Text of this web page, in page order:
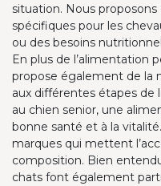
situation. Nous
spécifiques pour les
ou des besoins
En plus de l’alimentation
propose également de la
aux différentes étapes de
au chien senior, une
bonne santé et à la
marques qui mettent
composition. Bien
chats font également